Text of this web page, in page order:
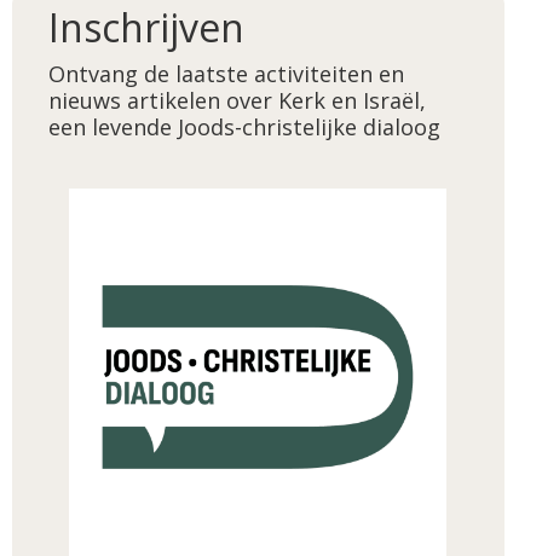
Inschrijven
Ontvang de laatste activiteiten en
nieuws artikelen over Kerk en Israël,
een levende Joods-christelijke dialoog